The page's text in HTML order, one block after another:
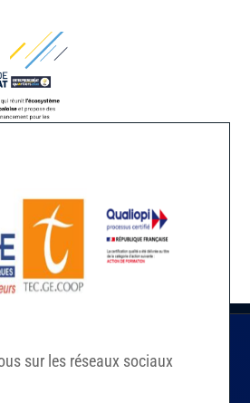
sur les réseaux sociaux